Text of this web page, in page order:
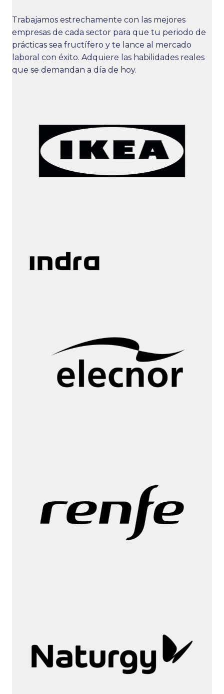
Trabajamos estrechamente con las mejores
empresas de cada sector para que tu periodo de
prácticas sea fructífero y te lance al mercado
laboral con éxito. Adquiere las habilidades reales
que se demandan a día de hoy.